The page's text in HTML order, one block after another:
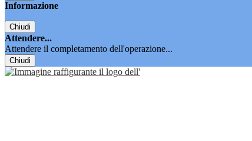
Informazione
Chiudi
Attendere...
Attendere il completamento dell'operazione...
Chiudi